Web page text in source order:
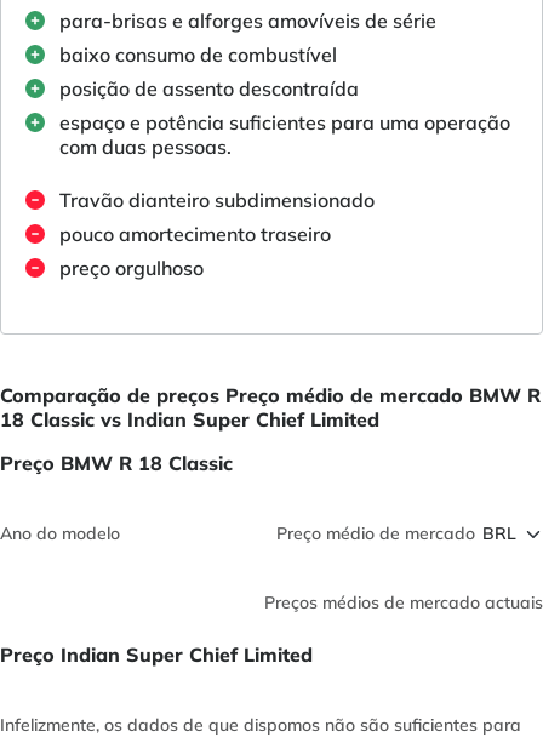
para-brisas e alforges amovíveis de série
baixo consumo de combustível
posição de assento descontraída
espaço e potência suficientes para uma operação
com duas pessoas.
Travão dianteiro subdimensionado
pouco amortecimento traseiro
preço orgulhoso
Comparação de preços Preço médio de mercado BMW R
18 Classic vs Indian Super Chief Limited
Preço BMW R 18 Classic
Ano do modelo Preço médio de mercado
Preços médios de mercado actuais
Preço Indian Super Chief Limited
Infelizmente, os dados de que dispomos não são suficientes para